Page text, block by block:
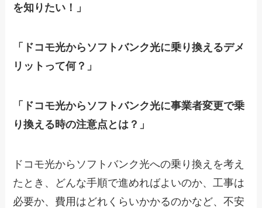
を知りたい！」
「ドコモ光からソフトバンク光に乗り換えるデメ
リットって何？」
「ドコモ光からソフトバンク光に事業者変更で乗
り換える時の注意点とは？」
ドコモ光からソフトバンク光への乗り換えを考え
たとき、どんな手順で進めればよいのか、工事は
必要か、費用はどれくらいかかるのかなど、不安